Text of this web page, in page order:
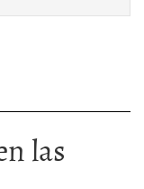
a
las